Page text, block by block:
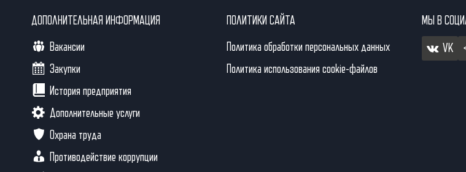
ДОПОЛНИТЕЛЬНАЯ ИНФОРМАЦИЯ
Вакансии
Закупки
История предприятия
Дополнительные услуги
Охрана труда
Противодействие коррупции
ПОЛИТИКИ САЙТА
Политика обработки персональных данных
Политика использования cookie-файлов
МЫ В
VK